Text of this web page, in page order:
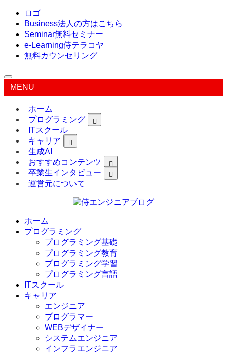
ロゴ
Business法人の方はこちら
Seminar無料セミナー
e-Learning侍テラコヤ
無料カウンセリング
MENU
ホーム
プログラミング
ITスクール
キャリア
生成AI
おすすめコンテンツ
卒業生インタビュー
運営元について
ホーム
プログラミング
プログラミング基礎
プログラミング教育
プログラミング学習
プログラミング言語
C言語
C#
VBA
Go言語
Kotlin
Java
ITスクール
キャリア
エンジニア
プログラマー
WEBデザイナー
システムエンジニア
インフラエンジニア